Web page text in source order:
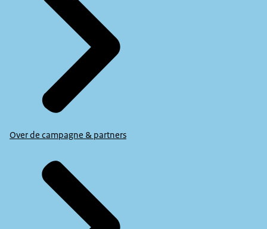
Over de campagne & partners